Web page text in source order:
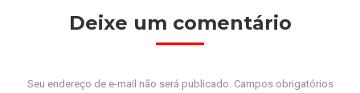
Deixe um comentário
Seu endereço de e-mail não será publicado. Campos obrigatórios